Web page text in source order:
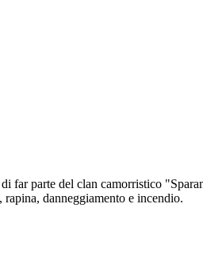
far parte del clan camorristico
danneggiamento e incendio.